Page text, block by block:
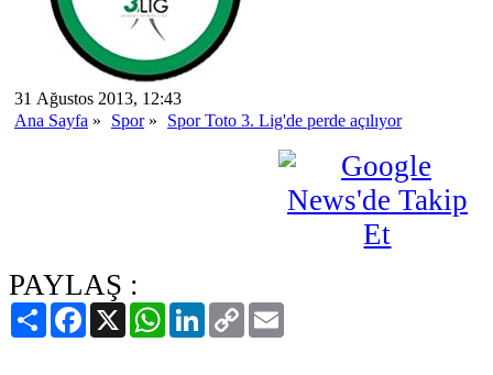
31 Ağustos 2013, 12:43
Ana Sayfa » Spor» Spor Toto 3. Lig'de perde açılıyor
PAYLAŞ :
PaylaşFacebook
X WhatsAppLinkedIn
Copy
Link